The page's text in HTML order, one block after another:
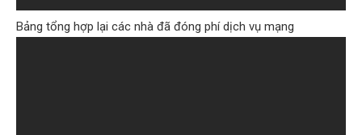
Bảng tổng hợp lại các nhà đã đóng phí dịch vụ mạng